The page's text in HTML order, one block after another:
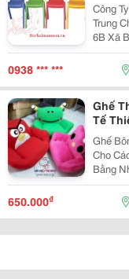
Công Ty
Trung
6B Xã
0938 *** ***
Ghế
Tế
Ghế
Cho Các Con Ạ Cấu Tạo
Bằng
Gòn Cao Cấp Giá: 650K/Cái
650.000₫